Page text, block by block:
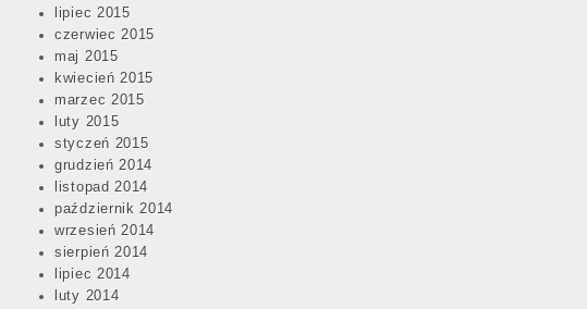
lipiec 2015
czerwiec 2015
maj 2015
kwiecień 2015
marzec 2015
luty 2015
styczeń 2015
grudzień 2014
listopad 2014
październik 2014
wrzesień 2014
sierpień 2014
lipiec 2014
luty 2014